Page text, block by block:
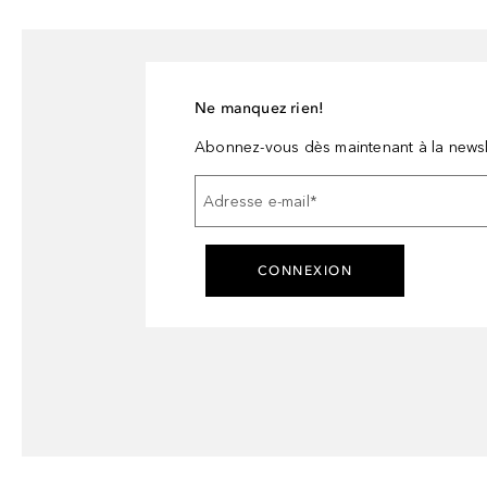
Ne manquez rien!
Abonnez-vous dès maintenant à la
Adresse e-mail *
CONNEXION